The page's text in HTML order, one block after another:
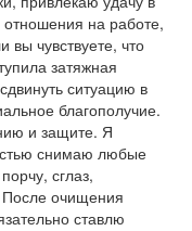
на работе,
вы чувствуете, что
затяжная
ситуацию в
благополучие.
и защите. Я
снимаю любые
сглаз,
После очищения
ставлю